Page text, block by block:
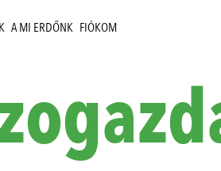
A MI ERDŐNK FIÓKOM